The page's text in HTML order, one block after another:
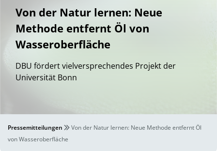
Von der Natur lernen: Neue
Methode entfernt Öl von
Wasseroberfläche
DBU fördert vielversprechendes Projekt der
Universität Bonn
Pressemitteilungen
Von der Natur lernen: Neue Methode entfernt Öl
von Wasseroberfläche